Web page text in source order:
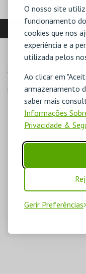
O nosso site
funcionamento
cookies que nos
experiência e a
utilizada pelos
Ao clicar em
armazenamento
saber mais
Informações
Privacidade &
Gerir Preferências
LOCALIZAÇÃO
MORADA
Av. da República nº 14
8700-310 Olhão
Direcções para República